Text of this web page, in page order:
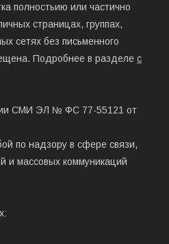
полностьию или частично
страницах, группах,
сетях без письменного
Подробнее в разделе с
СМИ ЭЛ № ФС 77-55121 от
по надзору в сфере связи,
и массовых коммуникаций